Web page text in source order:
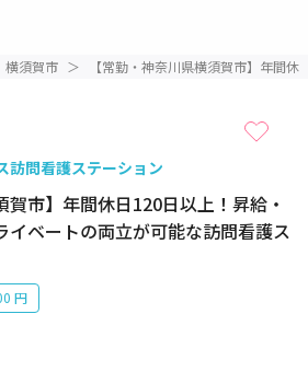
横須賀市 ＞ 【常勤・神奈川県横須賀市】年間
訪問看護ステーション
賀市】年間休日120日以上！昇給・
イベートの両立が可能な訪問看護ス
円